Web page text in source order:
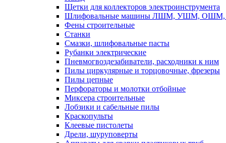
Щетки для коллекторов электроинструмента
Шлифовальные машины ЛШМ, УШМ, ОШМ,
Фены строительные
Станки
Смазки, шлифовальные пасты
Рубанки электрические
Пневмогвоздезабиватели, расходники к ним
Пилы циркулярные и торцовочные, фрезеры
Пилы цепные
Перфораторы и молотки отбойные
Миксера строительные
Лобзики и сабельные пилы
Краскопульты
Клеевые пистолеты
Дрели, шуруповерты